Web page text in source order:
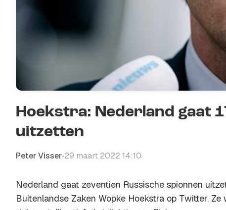
Hoekstra: Nederland gaat
uitzetten
Peter Visser•29 maart 2022 14:10
Nederland gaat zeventien Russische spionnen
Buitenlandse Zaken Wopke Hoekstra op Twitter.